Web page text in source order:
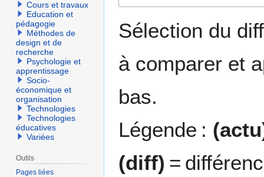
navigation
recherche
Sélection du
à comparer et
bas.
Légende :
(diff) =
Cours et travaux
Education et
pédagogie
Méthodes de
design et de
recherche
Psychologie et
apprentissage
Socio-
économique et
organisation
Technologies
Technologies
éducatives
Variées
Outils
Pages liées